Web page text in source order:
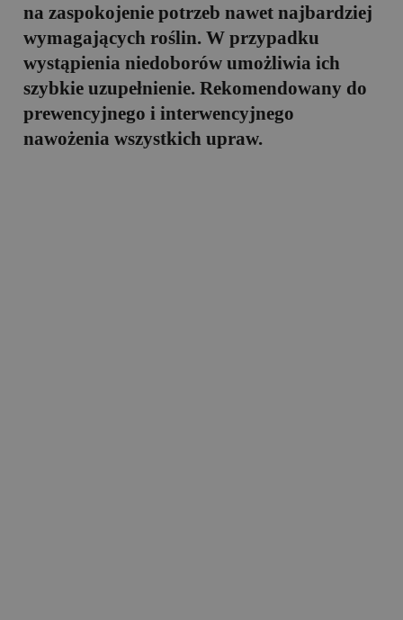
na zaspokojenie potrzeb nawet najbardziej
wymagających roślin. W przypadku
wystąpienia niedoborów umożliwia ich
szybkie uzupełnienie. Rekomendowany do
prewencyjnego i interwencyjnego
nawożenia wszystkich upraw.